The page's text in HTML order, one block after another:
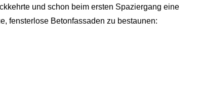
und schon beim ersten Spaziergang eine
fensterlose Betonfassaden zu bestaunen: